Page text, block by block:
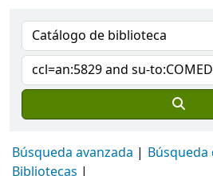
Búsqueda avanzada
Bibliotecas